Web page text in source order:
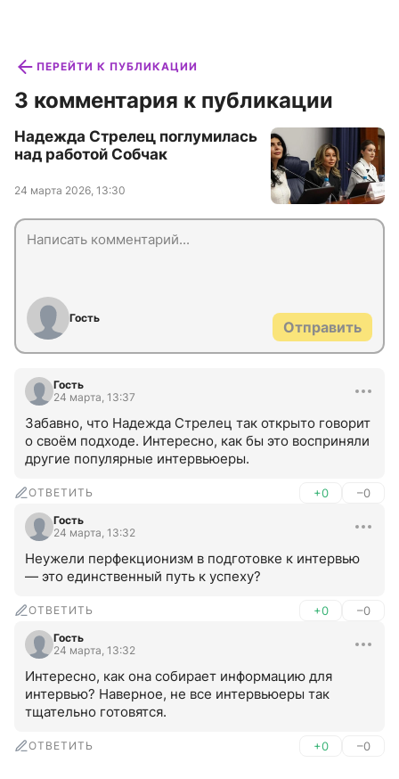
ПЕРЕЙТИ К ПУБЛИКАЦИИ
3 комментария к публикации
Надежда Стрелец поглумилась
над работой Собчак
24 марта 2026, 13:30
Гость
Отправить
Гость
24 марта, 13:37
Забавно, что Надежда Стрелец так открыто говорит
о своём подходе. Интересно, как бы это восприняли
другие популярные интервьюеры.
ОТВЕТИТЬ +0 –0
Гость
24 марта, 13:32
Неужели перфекционизм в подготовке к интервью
— это единственный путь к успеху?
ОТВЕТИТЬ +0 –0
Гость
24 марта, 13:32
Интересно, как она собирает информацию для
интервью? Наверное, не все интервьюеры так
тщательно готовятся.
ОТВЕТИТЬ +0 –0